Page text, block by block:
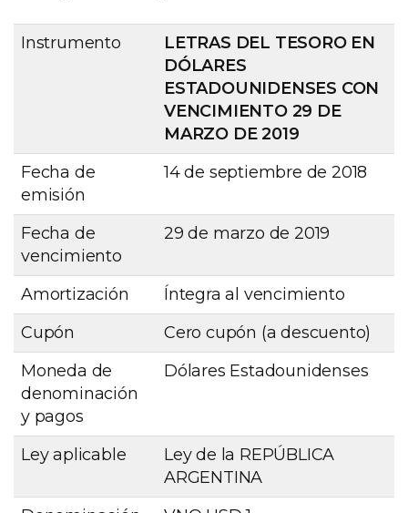
Instrumento
LETRAS DEL TESORO EN
DÓLARES
ESTADOUNIDENSES CON
VENCIMIENTO 29 DE
MARZO DE 2019
Fecha de
emisión
14 de septiembre de 2018
Fecha de
vencimiento
29 de marzo de 2019
Amortización
Íntegra al vencimiento
Cupón
Cero cupón (a descuento)
Moneda de
denominación
y pagos
Dólares Estadounidenses
Ley aplicable
Ley de la REPÚBLICA
ARGENTINA